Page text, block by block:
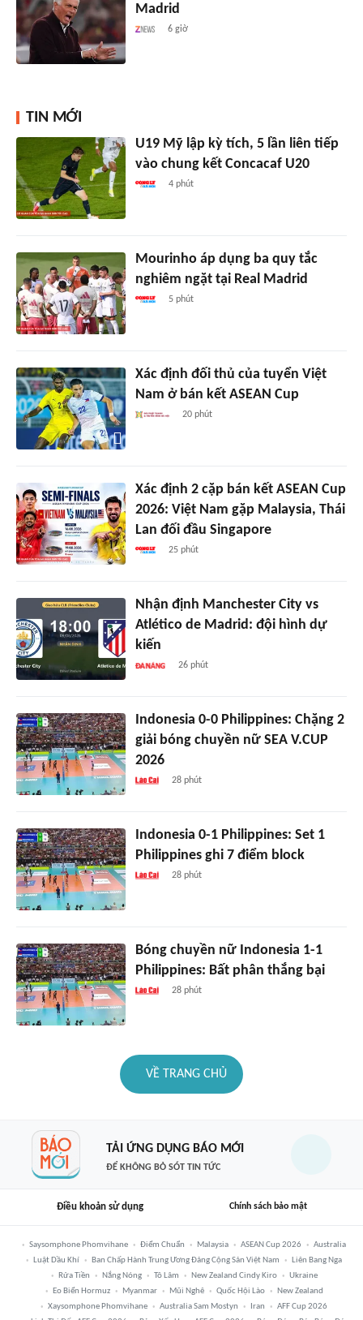
Madrid
6 giờ
TIN MỚI
U19 Mỹ lập kỳ tích, 5 lần liên tiếp
vào chung kết Concacaf U20
4 phút
Mourinho áp dụng ba quy tắc
nghiêm ngặt tại Real Madrid
5 phút
Xác định đối thủ của tuyển Việt
Nam ở bán kết ASEAN Cup
20 phút
Xác định 2 cặp bán kết ASEAN Cup
2026: Việt Nam gặp Malaysia, Thái
Lan đối đầu Singapore
25 phút
Nhận định Manchester City vs
Atlético de Madrid: đội hình dự
kiến
26 phút
Indonesia 0-0 Philippines: Chặng 2
giải bóng chuyền nữ SEA V.CUP
2026
28 phút
Indonesia 0-1 Philippines: Set 1
Philippines ghi 7 điểm block
28 phút
Bóng chuyền nữ Indonesia 1-1
Philippines: Bất phân thắng bại
28 phút
VỀ TRANG CHỦ
TẢI ỨNG DỤNG BÁO MỚI
ĐỂ KHÔNG BỎ SÓT TIN TỨC
Điều khoản sử dụng Chính sách bảo mật
Saysomphone Phomvihane Điểm Chuẩn Malaysia ASEAN Cup 2026
Australia
Luật Dầu Khí
Ban Chấp Hành Trung Ương Đảng Cộng Sản Việt Nam
Liên Bang Nga
Rửa Tiền
Nắng Nóng Tô Lâm New Zealand Cindy Kiro
Ukraine
Eo Biển Hormuz
Myanmar Mũi Nghê Quốc Hội Lào
New Zealand
Xaysomphone Phomvihane
Australia Sam Mostyn Iran
AFF Cup 2026